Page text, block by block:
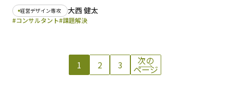
経営デザイン専攻 大西 健太
#コンサルタント#課題解決
1 2 3 次の
ページ